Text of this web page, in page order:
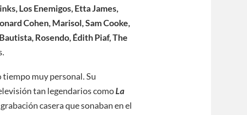
Los Enemigos, Etta James,
Cohen, Marisol, Sam Cooke,
Rosendo, Édith Piaf, The
muy personal. Su
tan legendarios comoLa
casera que sonaban en el